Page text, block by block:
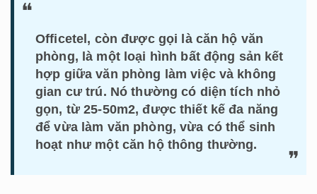
Officetel, còn được gọi là căn hộ văn
phòng, là một loại hình bất động sản kết
hợp giữa văn phòng làm việc và không
gian cư trú. Nó thường có diện tích nhỏ
gọn, từ 25-50m2, được thiết kế đa năng
để vừa làm văn phòng, vừa có thể sinh
hoạt như một căn hộ thông thường.